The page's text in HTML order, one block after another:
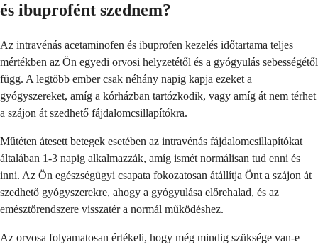
és ibuprofént szednem?
Az intravénás acetaminofen és ibuprofen kezelés időtartama teljes
mértékben az Ön egyedi orvosi helyzetétől és a gyógyulás sebességétől
függ. A legtöbb ember csak néhány napig kapja ezeket a
gyógyszereket, amíg a kórházban tartózkodik, vagy amíg át nem térhet
a szájon át szedhető fájdalomcsillapítókra.
Műtéten átesett betegek esetében az intravénás fájdalomcsillapítókat
általában 1-3 napig alkalmazzák, amíg ismét normálisan tud enni és
inni. Az Ön egészségügyi csapata fokozatosan átállítja Önt a szájon át
szedhető gyógyszerekre, ahogy a gyógyulása előrehalad, és az
emésztőrendszere visszatér a normál működéshez.
Az orvosa folyamatosan értékeli, hogy még mindig szüksége van-e